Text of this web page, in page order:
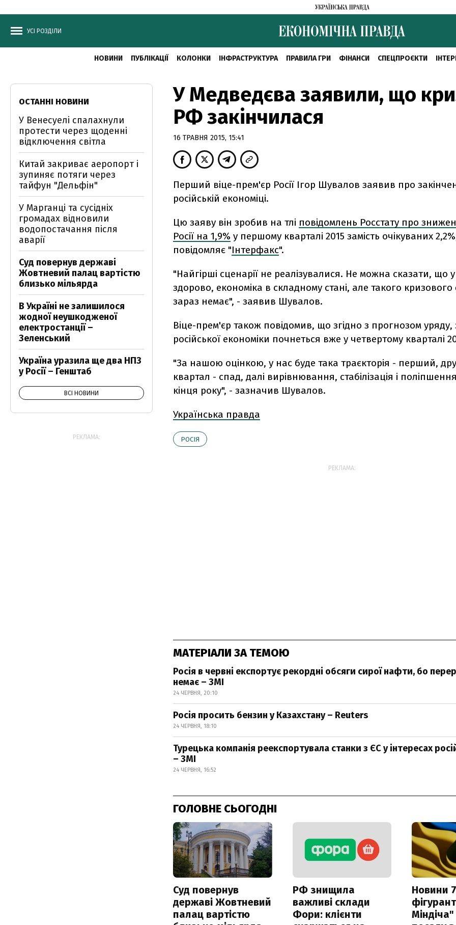
УСІ РОЗДІЛИ
НОВИНИ ПУБЛІКАЦІЇ КОЛОНКИ ІНФРАСТРУКТУРА ПРАВИЛА ГРИ ФІНАНСИ СПЕЦПРОЄКТИ
У Медведєва заявили, що
РФ закінчилася
16 ТРАВНЯ 2015, 15:41
Перший віце-прем'єр Росії Ігор Шувалов заявив про
російській економіці.
Цю заяву він зробив на тлі повідомлень Росстату про
Росії на 1,9% у першому кварталі 2015 замість очікуваних
повідомляє "Інтерфакс".
"Найгірші сценарії не реалізувалися. Не можна сказати, що
здорово, економіка в складному стані, але такого кризового
зараз немає", - заявив Шувалов.
Віце-прем'єр також повідомив, що згідно з прогнозом уряду,
російської економіки почнеться вже у четвертому кварталі
"За нашою оцінкою, у нас буде така траєкторія - перший,
квартал - спад, далі вирівнювання, стабілізація і
кінця року", - зазначив Шувалов.
Українська правда
РОСІЯ
РЕКЛАМА:
МАТЕРІАЛИ ЗА ТЕМОЮ
Росія в червні експортує рекордні обсяги сирої нафти, бо
немає – ЗМІ
24 ЧЕРВНЯ, 20:10
Росія просить бензин у Казахстану – Reuters
24 ЧЕРВНЯ, 18:10
Турецька компанія реекспортувала станки з ЄС у інтересах
– ЗМІ
24 ЧЕРВНЯ, 16:52
ГОЛОВНЕ СЬОГОДНІ
Суд повернув
державі Жовтневий
палац вартістю
РФ знищила
важливі склади
Фори: клієнти
Новини
ОСТАННІ НОВИНИ
У Венесуелі спалахнули
протести через щоденні
відключення світла
Китай закриває аеропорт і
зупиняє потяги через
тайфун "Дельфін"
У Марганці та сусідніх
громадах відновили
водопостачання після
аварії
Суд повернув державі
Жовтневий палац вартістю
близько мільярда
В Україні не залишилося
жодної неушкодженої
електростанції –
Зеленський
Україна уразила ще два НПЗ
у Росії – Генштаб
ВСІ НОВИНИ
РЕКЛАМА: